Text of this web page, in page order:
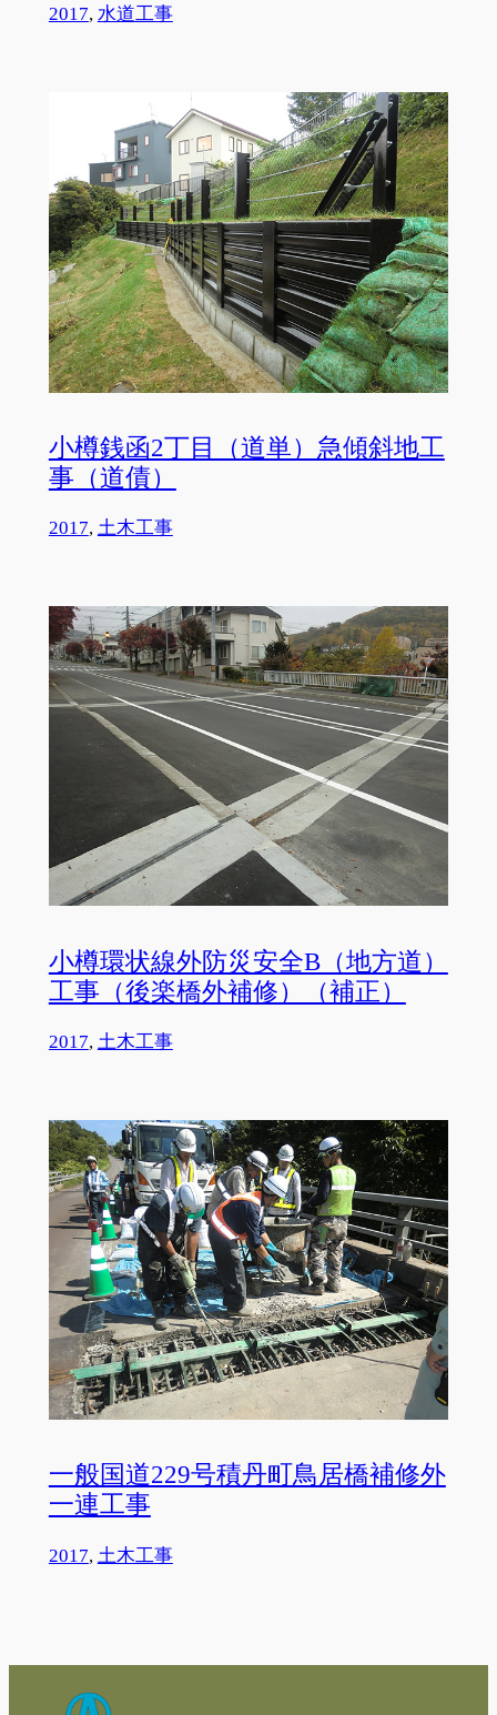
2017, 水道工事
小樽銭函2丁目（道単）急傾斜地工
事（道債）
2017, 土木工事
小樽環状線外防災安全B（地方道）
工事（後楽橋外補修）（補正）
2017, 土木工事
一般国道229号積丹町鳥居橋補修外
一連工事
2017, 土木工事